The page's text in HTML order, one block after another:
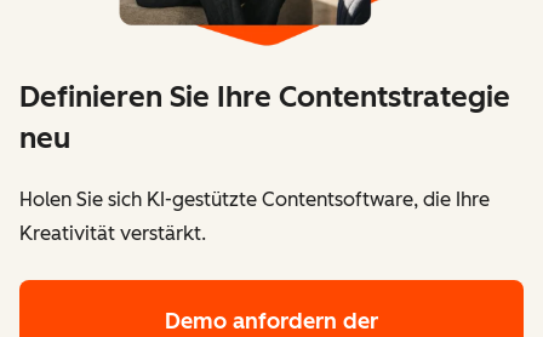
Definieren Sie Ihre Contentstrategie
neu
Holen Sie sich KI-gestützte Contentsoftware, die Ihre
Kreativität verstärkt.
Demo anfordern der